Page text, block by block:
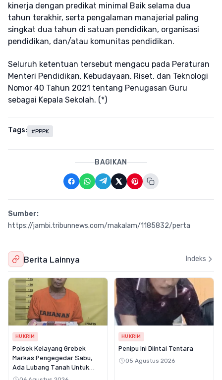
kinerja dengan predikat minimal Baik selama dua
tahun terakhir, serta pengalaman manajerial paling
singkat dua tahun di satuan pendidikan, organisasi
pendidikan, dan/atau komunitas pendidikan.
Seluruh ketentuan tersebut mengacu pada Peraturan
Menteri Pendidikan, Kebudayaan, Riset, dan Teknologi
Nomor 40 Tahun 2021 tentang Penugasan Guru
sebagai Kepala Sekolah. (*)
Tags: #PPPK
BAGIKAN
Sumber:
https://jambi.tribunnews.com/makalam/1185832/perta
Berita Lainnya Indeks
HUKRIM
Polsek Kelayang Grebek
Markas Pengegedar Sabu,
Ada Lubang Tanah Untuk
Menyimpan Barang Bukti
HUKRIM
Penipu Ini Diintai Tentara
05 Agustus 2026